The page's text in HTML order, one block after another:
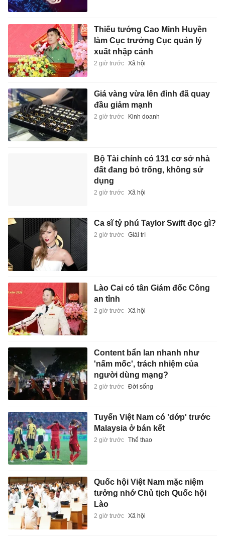
Thiếu tướng Cao Minh Huyền
làm Cục trưởng Cục quản lý
xuất nhập cảnh
2 giờ trước Xã hội
Giá vàng vừa lên đỉnh đã quay
đầu giảm mạnh
2 giờ trước Kinh doanh
Bộ Tài chính có 131 cơ sở nhà
đất đang bỏ trống, không sử
dụng
2 giờ trước Xã hội
Ca sĩ tỷ phú Taylor Swift đọc gì?
2 giờ trước Giải trí
Lào Cai có tân Giám đốc Công
an tỉnh
2 giờ trước Xã hội
Content bẩn lan nhanh như
'nấm mốc', trách nhiệm của
người dùng mạng?
2 giờ trước Đời sống
Tuyển Việt Nam có 'dớp' trước
Malaysia ở bán kết
2 giờ trước Thể thao
Quốc hội Việt Nam mặc niệm
tưởng nhớ Chủ tịch Quốc hội
Lào
2 giờ trước Xã hội